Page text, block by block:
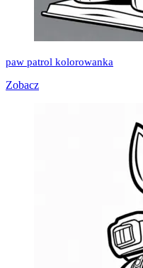
paw patrol kolorowanka
Zobacz